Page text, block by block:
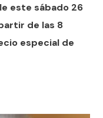
este sábado 26
de las 8
especial de